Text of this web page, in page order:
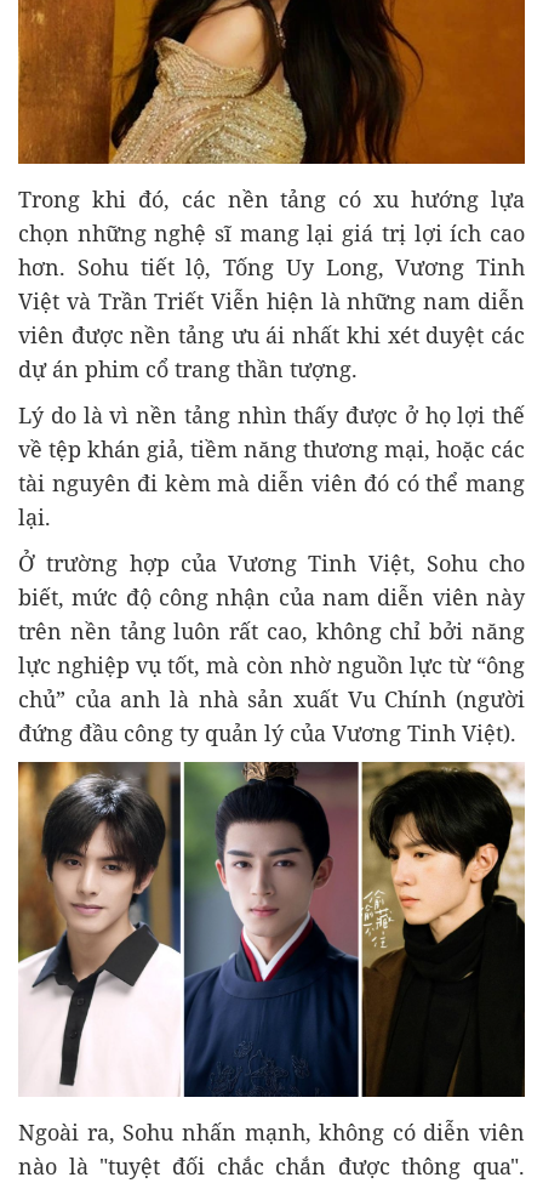
Trong khi đó, các nền tảng có xu hướng lựa
chọn những nghệ sĩ mang lại giá trị lợi ích cao
hơn. Sohu tiết lộ, Tống Uy Long, Vương Tinh
Việt và Trần Triết Viễn hiện là những nam diễn
viên được nền tảng ưu ái nhất khi xét duyệt các
dự án phim cổ trang thần tượng.
Lý do là vì nền tảng nhìn thấy được ở họ lợi thế
về tệp khán giả, tiềm năng thương mại, hoặc các
tài nguyên đi kèm mà diễn viên đó có thể mang
lại.
Ở trường hợp của Vương Tinh Việt, Sohu cho
biết, mức độ công nhận của nam diễn viên này
trên nền tảng luôn rất cao, không chỉ bởi năng
lực nghiệp vụ tốt, mà còn nhờ nguồn lực từ “ông
chủ” của anh là nhà sản xuất Vu Chính (người
đứng đầu công ty quản lý của Vương Tinh Việt).
Ngoài ra, Sohu nhấn mạnh, không có diễn viên
nào là "tuyệt đối chắc chắn được thông qua".